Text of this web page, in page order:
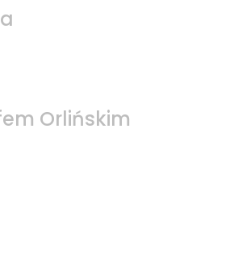
Orlińskim